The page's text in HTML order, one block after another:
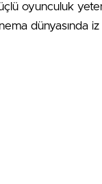
oyunculuk
dünyasında